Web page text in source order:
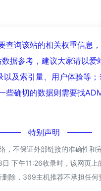
查询该站的相关权重信息
据参考，建议大家请以
及索引量、用户体验等
些确切的数据则需要找
特别声明
不保证外部链接的准确性和
下午11:26收录时，该网页上
除，369主机推荐不承担任何